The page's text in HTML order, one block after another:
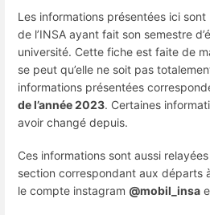
Les informations présentées ici sont
de l’INSA ayant fait son semestre
université. Cette fiche est faite de
se peut qu’elle ne soit pas
informations présentées
de l’année 2023. Certaines
avoir changé depuis.
Ces informations sont aussi
section correspondant aux départs
le compte instagram @mobil_insa